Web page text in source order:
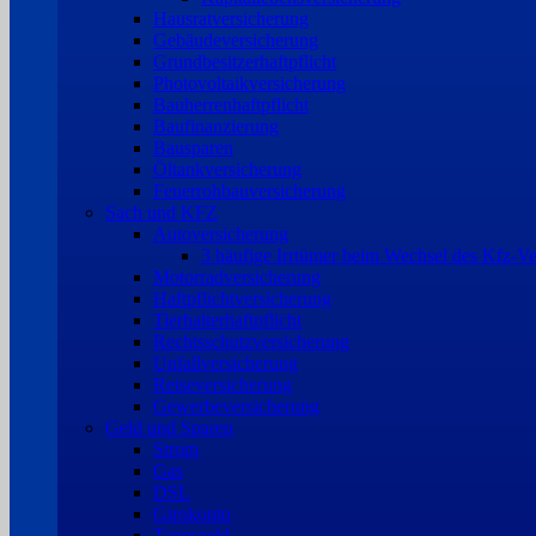
Hausratversicherung
Gebäudeversicherung
Grundbesitzerhaftpflicht
Photovoltaikversicherung
Bauherrenhaftpflicht
Baufinanzierung
Bausparen
Öltankversicherung
Feuerrohbauversicherung
Sach und KFZ
Autoversicherung
3 häufige Irrtümer beim Wechsel des Kfz-
Motorradversicherung
Haftpflichtversicherung
Tierhalterhaftpflicht
Rechtsschutzversicherung
Unfallversicherung
Reiseversicherung
Gewerbeversicherung
Geld und Sparen
Strom
Gas
DSL
Girokonto